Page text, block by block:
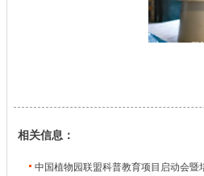
相关信息：
中国植物园联盟科普教育项目启动会暨